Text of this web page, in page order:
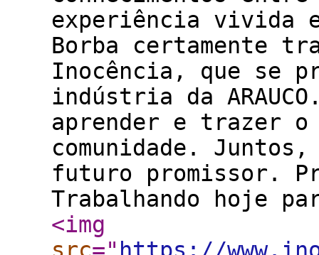
experiência vivida
Borba certamente
Inocência, que se
indústria da
aprender e trazer o
comunidade.
futuro promissor.
Trabalhando hoje
<img